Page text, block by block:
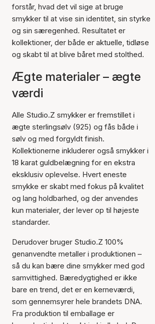
forstår, hvad det vil sige at bruge
smykker til at vise sin identitet, sin styrke
og sin særegenhed. Resultatet er
kollektioner, der både er aktuelle, tidløse
og skabt til at blive båret med stolthed.
Ægte materialer – ægte
værdi
Alle Studio.Z smykker er fremstillet i
ægte sterlingsølv (925) og fås både i
sølv og med forgyldt finish.
Kollektionerne inkluderer også smykker i
18 karat guldbelægning for en ekstra
eksklusiv oplevelse. Hvert eneste
smykke er skabt med fokus på kvalitet
og lang holdbarhed, og der anvendes
kun materialer, der lever op til højeste
standarder.
Derudover bruger Studio.Z 100%
genanvendte metaller i produktionen –
så du kan bære dine smykker med god
samvittighed. Bæredygtighed er ikke
bare en trend, det er en kerneværdi,
som gennemsyrer hele brandets DNA.
Fra produktion til emballage er